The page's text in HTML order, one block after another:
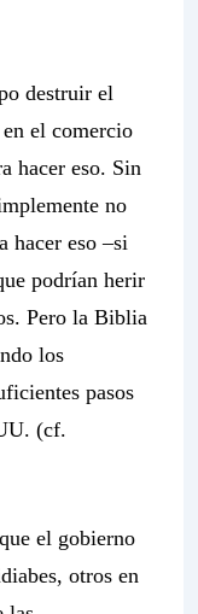
destruir el
el comercio
hacer eso. Sin
no
hacer eso –si
podrían herir
Pero la Biblia
los
pasos
(cf.
el gobierno
otros en